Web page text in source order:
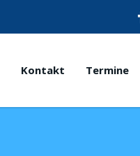
Kontakt Termine